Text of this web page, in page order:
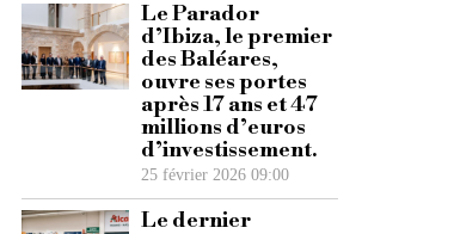
Le Parador
d’Ibiza, le premier
des Baléares,
ouvre ses portes
après 17 ans et 47
millions d’euros
d’investissement.
25 février 2026 09:00
Le dernier